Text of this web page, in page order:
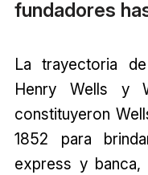
fundadores
La trayectoria
Henry Wells y
constituyeron
1852 para
express y